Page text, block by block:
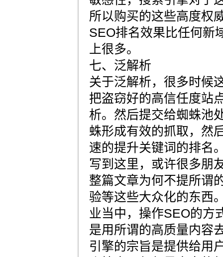
所以购买的这些高度权
SEO排名效果比任何新
上很多。
七、泛解析
关于泛解析，很多时候
把盗窃好的高信任度站
析。然后提交给蜘蛛池
蛛形成有效的抓取，然
速的提升关键词的排名
写到这里，或许很多朋
整篇文章为何不提所谓
验等这些大众化的东西
业当中，操作SEO的方
是用所谓的高质量内容
引擎的宗旨是提供给用